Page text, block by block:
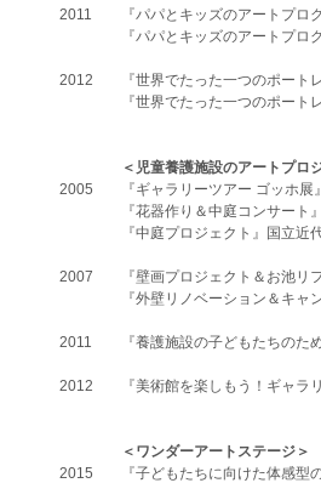
2011
​2012
2005
2007
2011
2012
​2015
『パパとキッズのアートプ
『パパとキッズのアートプ
『世界でたった一つのポー
『世界でたった一つのポー
＜児童養護施設のアートプロ
『ギャラリーツアー ゴッホ
『花器作り＆中庭コンサート
『中庭プロジェクト』国立近
『壁画プロジェクト＆お池
『外壁リノベーション＆キ
『養護施設の子どもたちの
『美術館を楽しもう！ギャ
＜ワンダーアートステージ＞
『子どもたちに向けた体感